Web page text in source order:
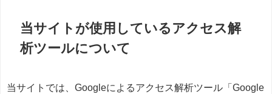
当サイトが使用しているアクセス解
析ツールについて
当サイトでは、Googleによるアクセス解析ツール「Google